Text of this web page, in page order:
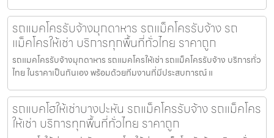
รถแมคโครรับจ้างมุกดาหาร รถแม็คโครรับจ้าง รถ
แม็คโครให้เช่า บริการทุกพื้นที่ทั่วไทย ราคาถูก
รถแมคโครรับจ้างมุกดาหาร รถแมคโครให้เช่า รถแม็คโครรับจ้าง บริการทั่ว
ไทย ในราคาเป็นกันเอง พร้อมด้วยทีมงานที่มีประสบการณ์ แ
รถแบคโฮให้เช่าบางปะหัน รถแม็คโครรับจ้าง รถแม็คโคร
ให้เช่า บริการทุกพื้นที่ทั่วไทย ราคาถูก